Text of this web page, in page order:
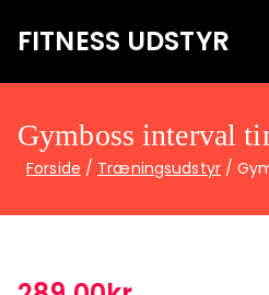
FITNESS UDSTYR
Gymboss interval
Forside Træningsudstyr